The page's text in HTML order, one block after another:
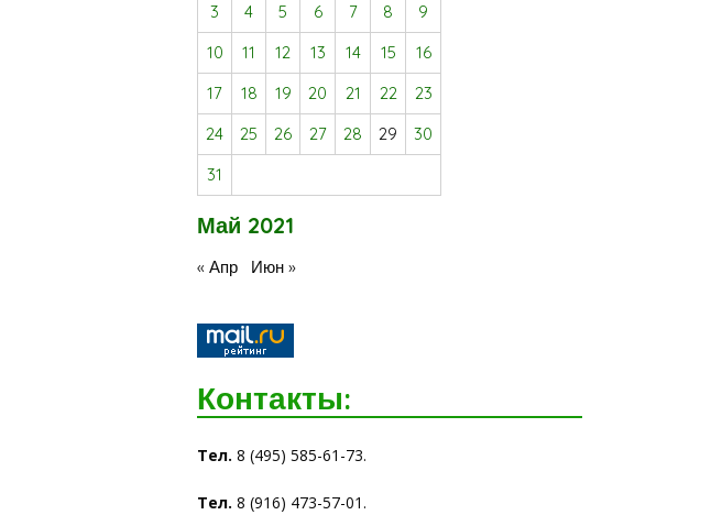
Май 2021
3
4 5 6 7 8
9
10
11 12 13 14 15
16
17
18 19 20 21 22
23
24
25 26 27 28 29
30
31
« Апр Июн »
Контакты:
Тел. 8 (495) 585-61-73.
Тел. 8 (916) 473-57-01.